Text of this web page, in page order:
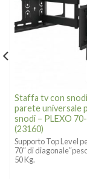
Staffa tv con
parete universale
snodi – PLEXO
(23160)
Supporto Top Level
70″ di
50 Kg.